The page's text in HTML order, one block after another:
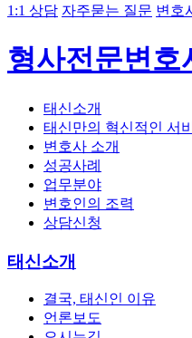
1:1 상담 자주묻는 질문 변호
형사전문변호
태신소개
태신만의 혁신적인 서
변호사 소개
성공사례
업무분야
변호인의 조력
상담신청
태신소개
결국, 태신인 이유
언론보도